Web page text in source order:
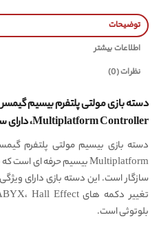
توضیحات
اطلاعات بیشتر
نظرات (0)
Multiplatform Controller، دارای سه راه اتصال
بلوتوثی است.